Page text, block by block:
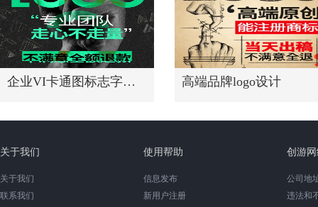
企业VI卡通图标志字体高端头像 高端品牌logo设计
关于我们
关于我们
联系我们
使用帮助
信息发布
新用户注册
创游
公司地
违法和